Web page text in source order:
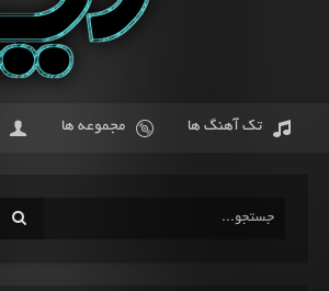
تک آهنگ ها مجموعه ها